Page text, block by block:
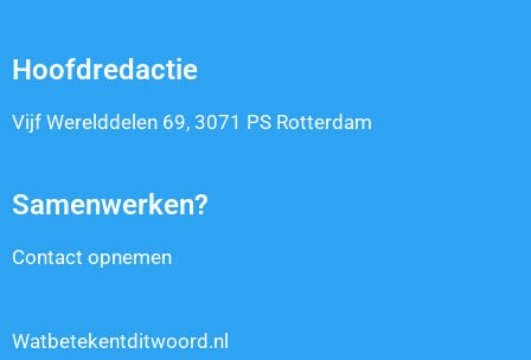
Hoofdredactie
Vijf Werelddelen 69, 3071 PS Rotterdam
Samenwerken?
Contact opnemen
Watbetekentditwoord.nl